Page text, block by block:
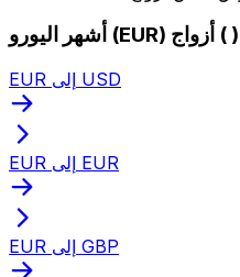
أشهر اليورو (EUR) أزواج ( )
EUR إلى USD
EUR إلى EUR
EUR إلى GBP